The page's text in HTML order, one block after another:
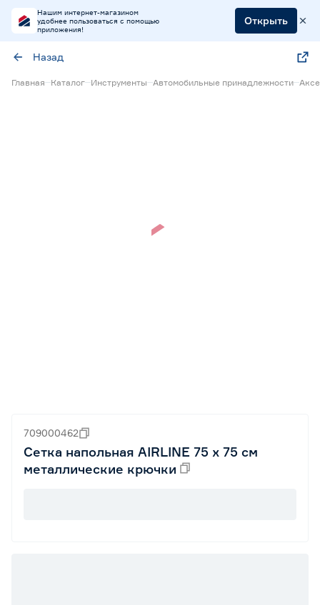
Нашим интернет-магазином
удобнее пользоваться с помощью
приложения!
Открыть
Назад
Главная Каталог Инструменты Автомобильные принадлежности
709000462
Сетка напольная AIRLINE 75 x 75 см
металлические крючки